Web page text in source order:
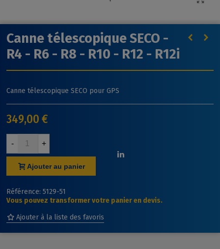
Canne télescopique SECO -
R4 - R6 - R8 - R10 - R12 - R12i
Canne télescopique SECO pour GPS
349,00 €
- +
Ajouter au panier
Référence: 5129-51
Vous pouvez transformer votre panier en devis.
Ajouter à la liste des favoris